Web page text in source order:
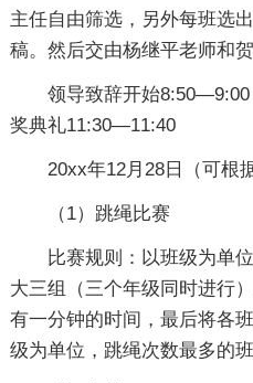
主任自由筛选，另外每班选
稿。然后交由杨继平老师和
领导致辞开始
奖典礼11:30—11:40
20xx年12月28日（可根
（1）跳绳比赛
比赛规则：以班级为单
大三组（三个年级同时进行
有一分钟的时间，最后将各
级为单位，跳绳次数最多的班